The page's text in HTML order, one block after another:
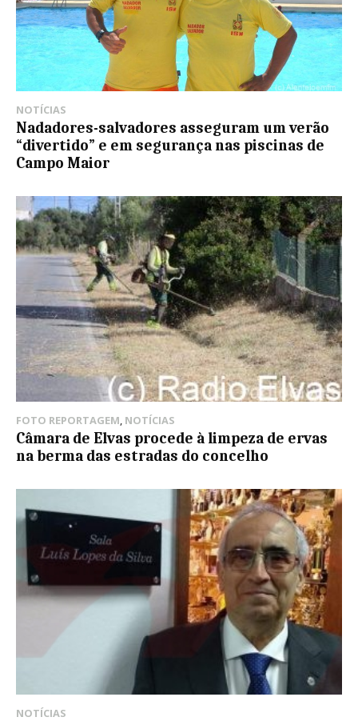
NOTÍCIAS
Nadadores-salvadores asseguram um verão
“divertido” e em segurança nas piscinas de
Campo Maior
FOTO REPORTAGEM, NOTÍCIAS
Câmara de Elvas procede à limpeza de ervas
na berma das estradas do concelho
NOTÍCIAS